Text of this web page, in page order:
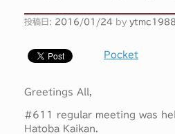
投稿日: 2016/01/24 by ytmc1988
Pocket
Greetings All,
#611 regular meeting was
Hatoba Kaikan.